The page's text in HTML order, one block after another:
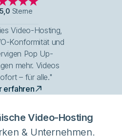
5,0 Sterne
Video-Hosting,
Konformität und
Pop Up-
mehr. Videos
– für alle."
erfahren
Video-Hosting
& Unternehmen.